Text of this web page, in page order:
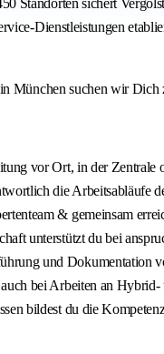
Standorten sichert
Dienstleistungen
München suchen wir
vor Ort, in der Zentrale
die Arbeitsabläufe
& gemeinsam
unterstützt du bei
und Dokumentation
bei Arbeiten an
bildest du die